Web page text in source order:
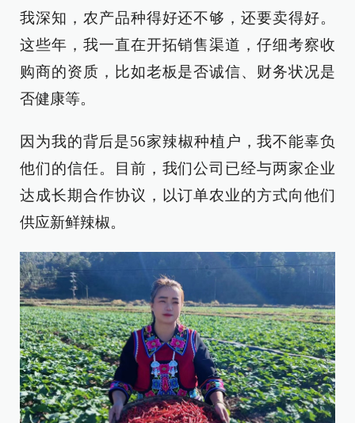
我深知，农产品种得好还不够，还要卖得好。
这些年，我一直在开拓销售渠道，仔细考察收
购商的资质，比如老板是否诚信、财务状况是
否健康等。
因为我的背后是56家辣椒种植户，我不能辜负
他们的信任。目前，我们公司已经与两家企业
达成长期合作协议，以订单农业的方式向他们
供应新鲜辣椒。